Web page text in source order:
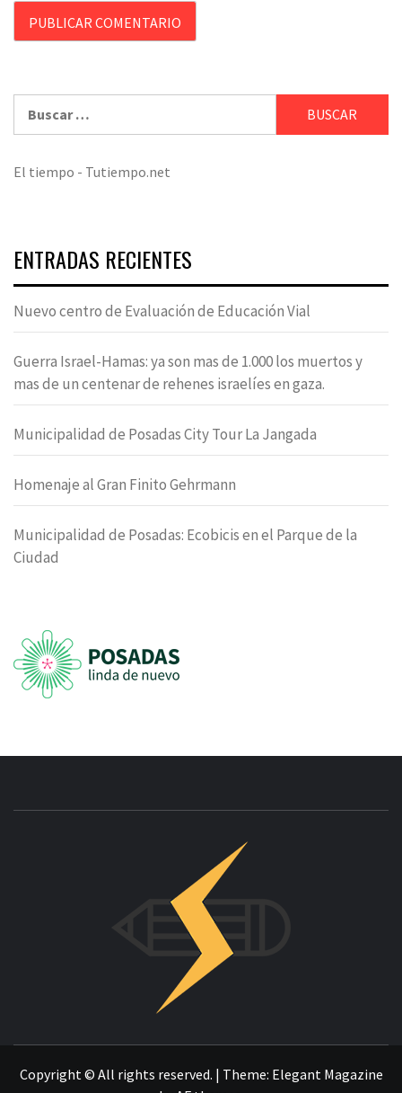
El tiempo - Tutiempo.net
ENTRADAS RECIENTES
Nuevo centro de Evaluación de Educación Vial
Guerra Israel-Hamas: ya son mas de 1.000 los muertos y
mas de un centenar de rehenes israelíes en gaza.
Municipalidad de Posadas City Tour La Jangada
Homenaje al Gran Finito Gehrmann
Municipalidad de Posadas: Ecobicis en el Parque de la
Ciudad
Copyright © All rights reserved. | Theme: Elegant Magazine